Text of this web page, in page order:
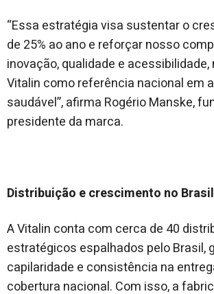
“Essa estratégia visa sustentar o
de 25% ao ano e reforçar nosso
inovação, qualidade e
Vitalin como referência nacional em
saudável”, afirma Rogério Manske,
presidente da marca.
Distribuição e crescimento no Brasil
A Vitalin conta com cerca de 40
estratégicos espalhados pelo Brasil,
capilaridade e consistência na
cobertura nacional. Com isso, a